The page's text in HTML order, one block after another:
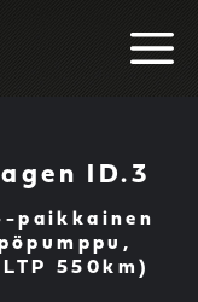
ID.3
paikkainen
550km)